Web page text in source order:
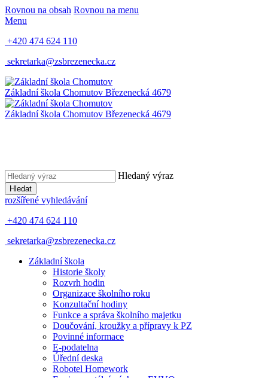
Rovnou na obsah Rovnou na menu
Menu
+420 474 624 110
sekretarka@zsbrezenecka.cz
Základní škola Chomutov Březenecká 4679
Základní škola Chomutov Březenecká 4679
Hledaný výraz
Hledat
rozšířené vyhledávání
+420 474 624 110
sekretarka@zsbrezenecka.cz
Základní škola
Historie školy
Rozvrh hodin
Organizace školního roku
Konzultační hodiny
Funkce a správa školního majetku
Doučování, kroužky a přípravy k PZ
Povinné informace
E-podatelna
Úřední deska
Robotel Homework